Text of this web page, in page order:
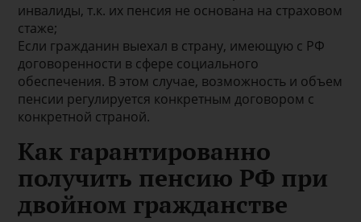
инвалиды, т.к. их пенсия не основана на страховом
стаже;
Если гражданин выехал в страну, имеющую с РФ
договоренности в сфере социального
обеспечения. В этом случае, возможность и объем
пенсии регулируется конкретным договором с
конкретной страной.
Как гарантированно
получить пенсию РФ при
двойном гражданстве